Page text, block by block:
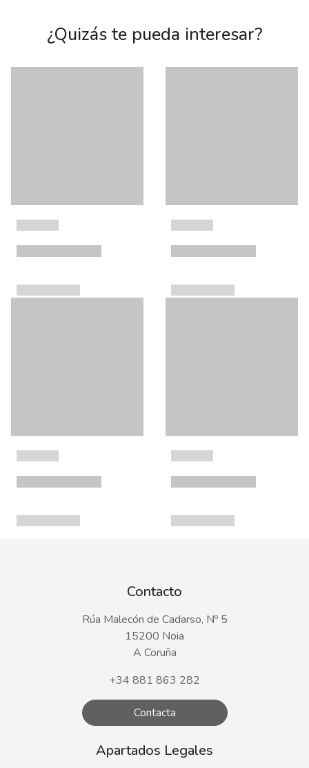
¿Quizás te pueda interesar?
Contacto
Rúa Malecón de Cadarso, Nº 5
15200 Noia
A Coruña
+34 881 863 282
Contacta
Apartados Legales